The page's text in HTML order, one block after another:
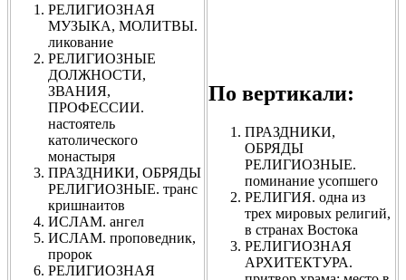
РЕЛИГИОЗНАЯ
МУЗЫКА, МОЛИТВЫ.
ликование
РЕЛИГИОЗНЫЕ
ДОЛЖНОСТИ,
ЗВАНИЯ,
ПРОФЕССИИ.
настоятель
католического
монастыря
ПРАЗДНИКИ, ОБРЯДЫ
РЕЛИГИОЗНЫЕ. транс
кришнаитов
ИСЛАМ. ангел
ИСЛАМ. проповедник,
пророк
РЕЛИГИОЗНАЯ
По вертикали:
ПРАЗДНИКИ,
ОБРЯДЫ
РЕЛИГИОЗНЫЕ.
поминание усопшего
РЕЛИГИЯ. одна из
трех мировых религий,
в странах Востока
РЕЛИГИОЗНАЯ
АРХИТЕКТУРА.